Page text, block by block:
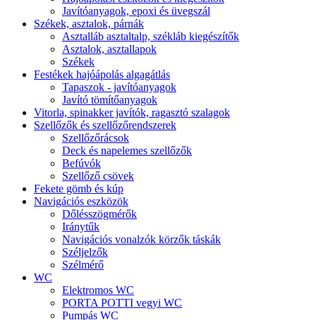
Javítóanyagok, epoxi és üvegszál
Székek, asztalok, párnák
Asztalláb asztaltalp, székláb kiegészítők
Asztalok, asztallapok
Székek
Festékek hajóápolás algagátlás
Tapaszok - javítóanyagok
Javító tömítőanyagok
Vitorla, spinakker javítók, ragasztó szalagok
Szellőzők és szellőzőrendszerek
Szellőzőrácsok
Deck és napelemes szellőzők
Befúvók
Szellőző csövek
Fekete gömb és kúp
Navigációs eszközök
Dőlésszögmérők
Iránytűk
Navigációs vonalzók körzők táskák
Széljelzők
Szélmérő
WC
Elektromos WC
PORTA POTTI vegyi WC
Pumpás WC